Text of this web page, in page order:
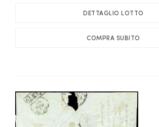
DETTAGLIO LOTTO
COMPRA SUBITO